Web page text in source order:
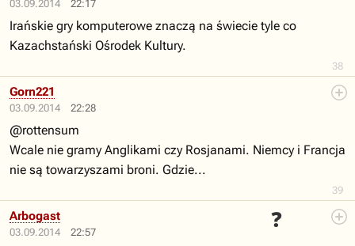
03.09.2014 22:17
38
Irańskie gry komputerowe znaczą na świecie tyle co
Kazachstański Ośrodek Kultury.
03.09.2014 22:28
39
Gorn221
@rottensum
Wcale nie gramy Anglikami czy Rosjanami. Niemcy i Francja
nie są towarzyszami broni. Gdzie...
03.09.2014 22:57
❓
Arbogast